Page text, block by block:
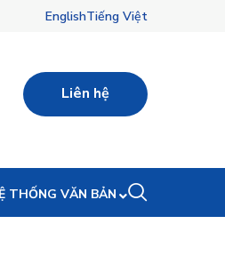
EnglishTiếng Việt
Liên hệ
THỐNG VĂN BẢN